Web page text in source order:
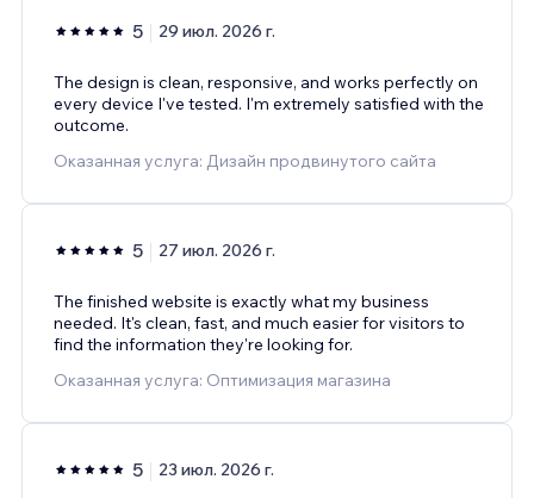
5 29 июл. 2026 г.
The design is clean, responsive, and works perfectly on
every device I've tested. I'm extremely satisfied with the
outcome.
Оказанная услуга: Дизайн продвинутого сайта
5 27 июл. 2026 г.
The finished website is exactly what my business
needed. It's clean, fast, and much easier for visitors to
find the information they're looking for.
Оказанная услуга: Оптимизация магазина
5 23 июл. 2026 г.